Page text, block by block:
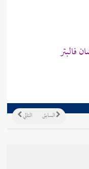
فالبتر
التالي السابق